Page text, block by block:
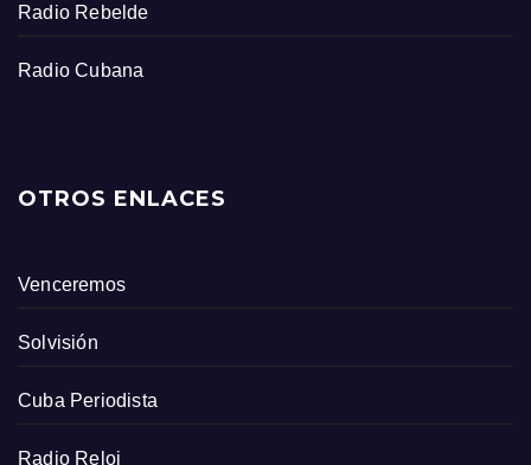
Radio Rebelde
Radio Cubana
OTROS ENLACES
Venceremos
Solvisión
Cuba Periodista
Radio Reloj